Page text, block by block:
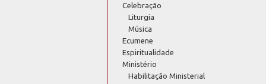
Celebração
Liturgia
Música
Ecumene
Espiritualidade
Ministério
Habilitação Ministerial